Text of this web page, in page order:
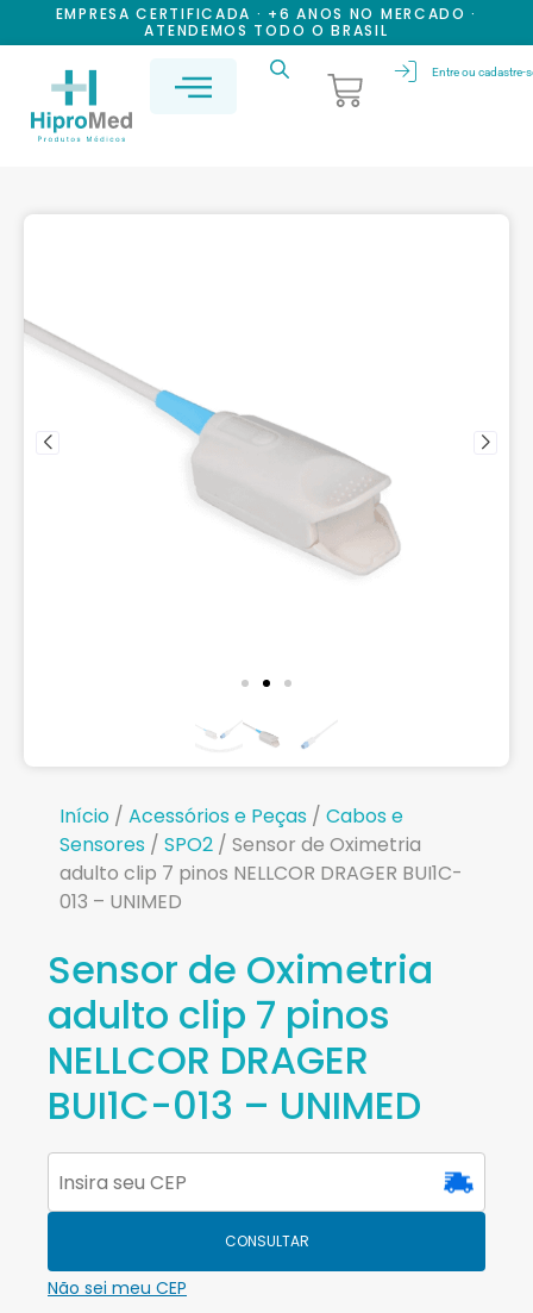
EMPRESA CERTIFICADA · +6 ANOS NO MERCADO ·
ATENDEMOS TODO O BRASIL
Entre ou cadastre-
Início / Acessórios e Peças / Cabos e
Sensores / SPO2 / Sensor de Oximetria
adulto clip 7 pinos NELLCOR DRAGER BUI1C-
013 – UNIMED
Sensor de Oximetria
adulto clip 7 pinos
NELLCOR DRAGER
BUI1C-013 – UNIMED
CONSULTAR
Não sei meu CEP